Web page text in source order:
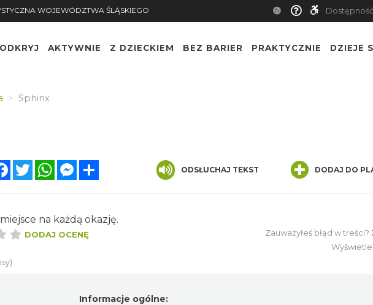
WOJEWÓDZTWA ŚLĄSKIEGO Dostępność
ODKRYJ AKTYWNIE Z DZIECKIEM BEZ BARIER PRAKTYCZNIE DZIEJE
Sphinx
FacebookTwitterWhatsAppMessenger ODSŁUCHAJ TEKST DODAJ DO
na każdą okazję.
DODAJ OCENĘ Zauważyłeś błąd w treści?
Informacje ogólne: